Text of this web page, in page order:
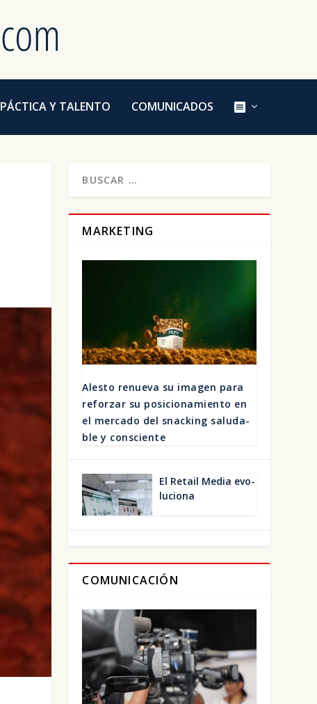
PÁCTICA Y TALENTO COMUNICADOS E
L
M
D
L
Ú
MARKETING
Ales­to renue­va su ima­gen para
refor­zar su posi­cio­na­mien­to en
el mer­ca­do del snac­king salu­da­
ble y cons­cien­te
El Retail Media evo­
lu­cio­na
COMUNICACIÓN